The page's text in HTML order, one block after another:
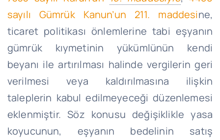
sayılı Gümrük Kanun’un 211. maddesine,
ticaret politikası önlemlerine tabi eşyanın
gümrük kıymetinin yükümlünün kendi
beyanı ile artırılması halinde vergilerin geri
verilmesi veya kaldırılmasına ilişkin
taleplerin kabul edilmeyeceği düzenlemesi
eklenmiştir. Söz konusu değişiklikle yasa
koyucunun, eşyanın bedelinin satış